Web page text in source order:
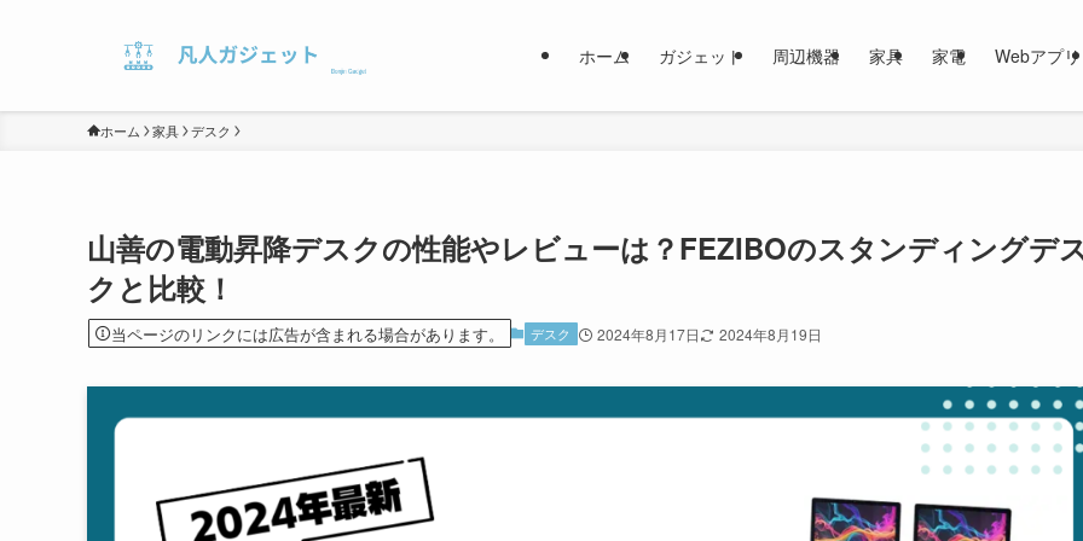
ホーム ガジェット 周辺機器 家具 家電 Webアプリ
ホーム 家具 デスク
山善の電動昇降デスクの性能やレビューは？FEZIBOのスタンディングデ
クと比較！
当ページのリンクには広告が含まれる場合があります。 デスク 2024年8月17日 2024年8月19日